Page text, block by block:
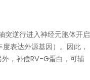
突逆行进入神经元胞体开启
表达外源基因）。因此，
，补偿RV-G蛋白，可辅